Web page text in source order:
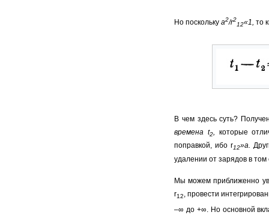
Но поскольку а2/r2
12«1, то
В чем здесь суть?
времена t2, которые
поправкой, ибо r12»а.
удалении от зарядов в
Мы можем приближенно
r12
, провести
–∞ до +∞. Но основной